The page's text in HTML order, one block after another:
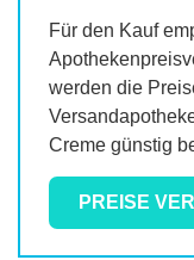
Für den Kauf
werden die
Creme günstig
PREISE